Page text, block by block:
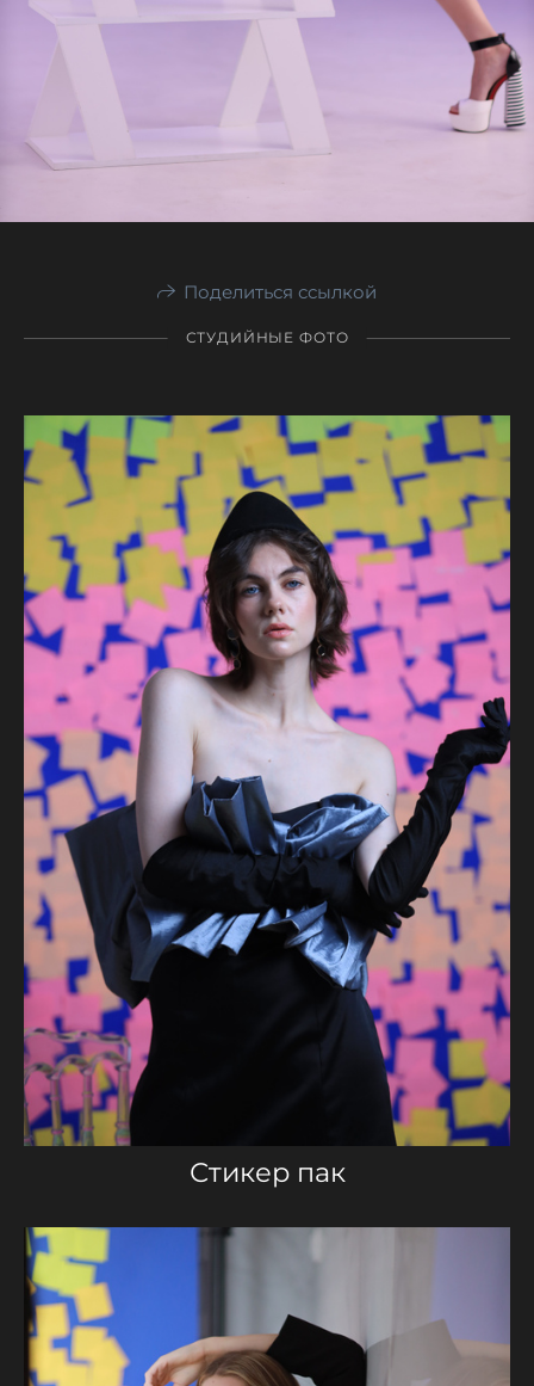
Поделиться ссылкой
СТУДИЙНЫЕ ФОТО
Стикер пак